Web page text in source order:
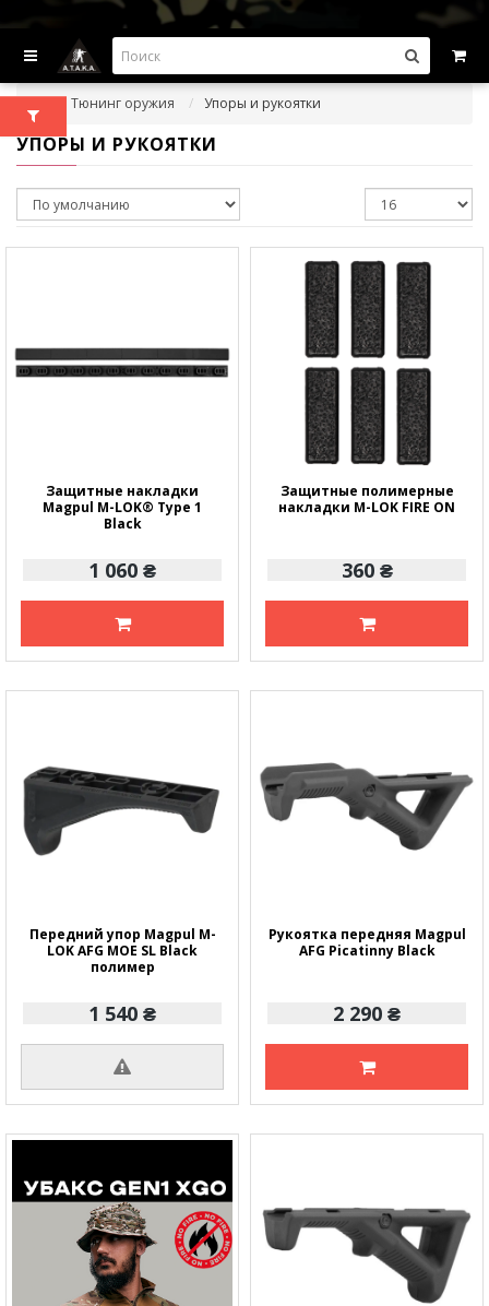
ВЫГОДНЫЕ ПРЕДЛОЖЕНИЯ — СКИДКИ ДО -45%
Тюнинг оружия Упоры и рукоятки
УПОРЫ И РУКОЯТКИ
Защитные накладки
Magpul M-LOK® Type 1
Black
1 060 ₴
Защитные полимерные
накладки M-LOK FIRE ON
360 ₴
Передний упор Magpul M-
LOK AFG MOE SL Black
полимер
1 540 ₴
Рукоятка передняя Magpul
AFG Picatinny Black
2 290 ₴